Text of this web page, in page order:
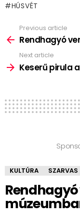
HÚSVÉT
more
Previous article
Rendhagyó
Next article
Keserű pirula
KULTÚRA SZARVAS